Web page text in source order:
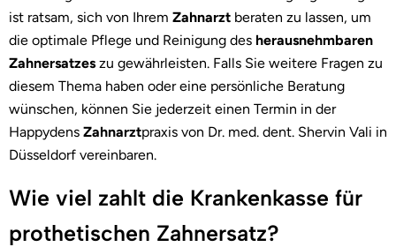
ist ratsam, sich von Ihrem Zahnarzt beraten zu lassen, um
die optimale Pflege und Reinigung des herausnehmbaren
Zahnersatzes zu gewährleisten. Falls Sie weitere Fragen zu
diesem Thema haben oder eine persönliche Beratung
wünschen, können Sie jederzeit einen Termin in der
Happydens Zahnarztpraxis von Dr. med. dent. Shervin Vali in
Düsseldorf vereinbaren.
Wie viel zahlt die Krankenkasse für
prothetischen Zahnersatz?